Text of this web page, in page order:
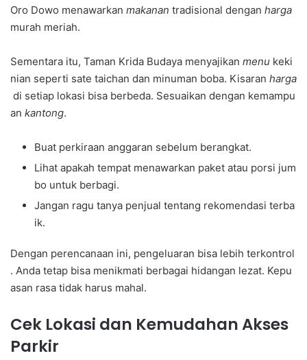
Oro Dowo menawarkan makanan tradisional dengan harga
murah meriah.
Sementara itu, Taman Krida Budaya menyajikan menu keki
nian seperti sate taichan dan minuman boba. Kisaran harga
di setiap lokasi bisa berbeda. Sesuaikan dengan kemampu
an kantong.
Buat perkiraan anggaran sebelum berangkat.
Lihat apakah tempat menawarkan paket atau porsi jum
bo untuk berbagi.
Jangan ragu tanya penjual tentang rekomendasi terba
ik.
Dengan perencanaan ini, pengeluaran bisa lebih terkontrol
. Anda tetap bisa menikmati berbagai hidangan lezat. Kepu
asan rasa tidak harus mahal.
Cek Lokasi dan Kemudahan Akses
Parkir